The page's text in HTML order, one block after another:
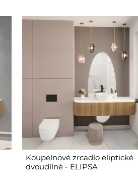
Koupelnové zrcadlo eliptické
dvoudílné - ELIPSA